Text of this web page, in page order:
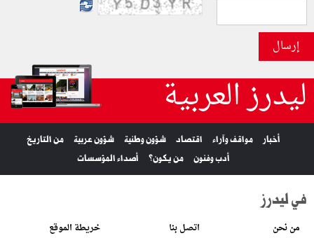
إرسال
ليدرز العربية
أخبار مواقف وآراء اقتصاد شؤون وطنية شؤون عربية
من التاريخ
أدب وفنون
من يكون؟ أصداء المؤسسات
في ليدرز
من نحن اتصل بنا خريطة الموقع